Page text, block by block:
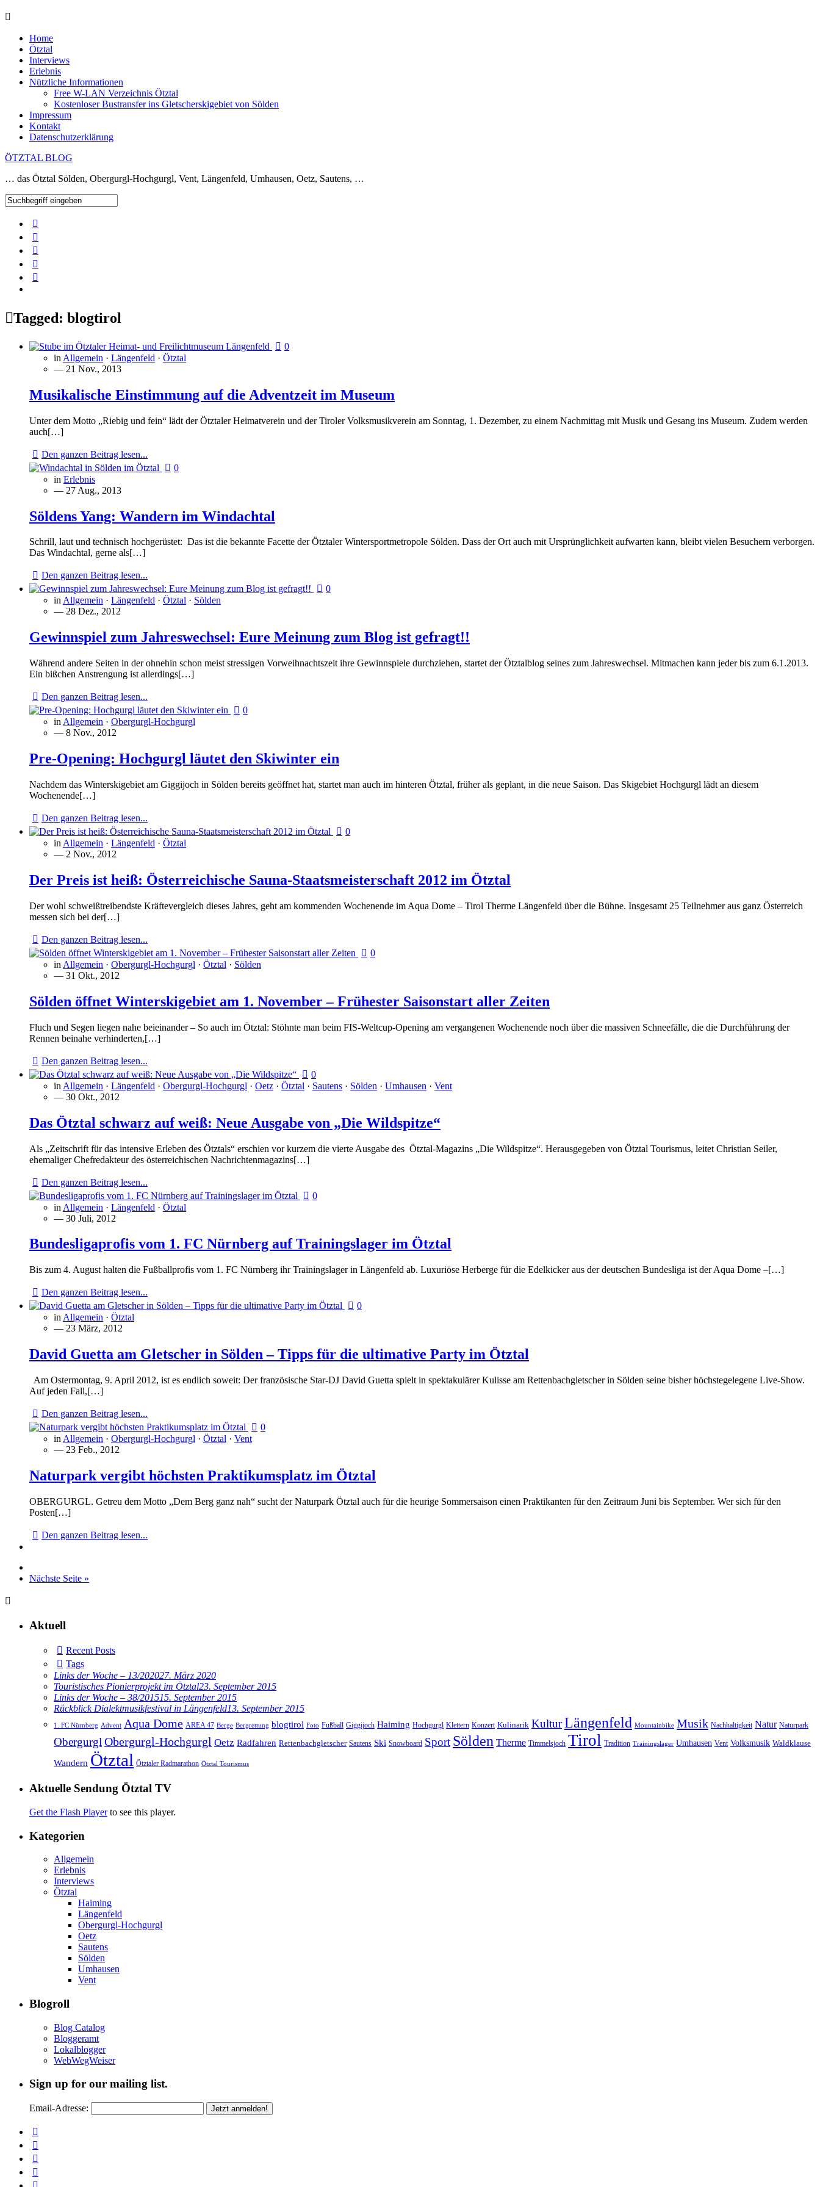
Home
Ötztal
Interviews
Erlebnis
Nützliche Informationen
Free W-LAN Verzeichnis Ötztal
Kostenloser Bustransfer ins Gletscherskigebiet von Sölden
Impressum
Kontakt
Datenschutzerklärung
ÖTZTAL BLOG
… das Ötztal Sölden, Obergurgl-Hochgurgl, Vent, Längenfeld, Umhausen, Oetz, Sautens, …
Tagged: blogtirol
0
in Allgemein · Längenfeld · Ötztal
— 21 Nov., 2013
Musikalische Einstimmung auf die Adventzeit im Museum
Unter dem Motto „Riebig und fein“ lädt der Ötztaler Heimatverein und der Tiroler Volksmusikverein am Sonntag, 1. Dezember, zu einem Nachmittag mit Musik und Gesang ins Museum. Zudem werden
auch[…]
Den ganzen Beitrag lesen...
0
in Erlebnis
— 27 Aug., 2013
Söldens Yang: Wandern im Windachtal
Schrill, laut und technisch hochgerüstet: Das ist die bekannte Facette der Ötztaler Wintersportmetropole Sölden. Dass der Ort auch mit Ursprünglichkeit aufwarten kann, bleibt vielen Besuchern verborgen.
Das Windachtal, gerne als[…]
Den ganzen Beitrag lesen...
0
inAllgemein · Längenfeld · Ötztal · Sölden
— 28 Dez., 2012
Gewinnspiel zum Jahreswechsel: Eure Meinung zum Blog ist gefragt!!
Während andere Seiten in der ohnehin schon meist stressigen Vorweihnachtszeit ihre Gewinnspiele durchziehen, startet der Ötztalblog seines zum Jahreswechsel. Mitmachen kann jeder bis zum 6.1.2013.
Ein bißchen Anstrengung ist allerdings[…]
Den ganzen Beitrag lesen...
0
in Allgemein · Obergurgl-Hochgurgl
— 8 Nov., 2012
Pre-Opening: Hochgurgl läutet den Skiwinter ein
Nachdem das Winterskigebiet am Giggijoch in Sölden bereits geöffnet hat, startet man auch im hinteren Ötztal, früher als geplant, in die neue Saison. Das Skigebiet Hochgurgl lädt an diesem
Wochenende[…]
Den ganzen Beitrag lesen...
0
in Allgemein · Längenfeld · Ötztal
— 2 Nov., 2012
Der Preis ist heiß: Österreichische Sauna-Staatsmeisterschaft 2012 im Ötztal
Der wohl schweißtreibendste Kräftevergleich dieses Jahres, geht am kommenden Wochenende im Aqua Dome – Tirol Therme Längenfeld über die Bühne. Insgesamt 25 Teilnehmer aus ganz Österreich
messen sich bei der[…]
Den ganzen Beitrag lesen...
0
in Allgemein · Obergurgl-Hochgurgl · Ötztal · Sölden
— 31 Okt., 2012
Sölden öffnet Winterskigebiet am 1. November – Frühester Saisonstart aller Zeiten
Fluch und Segen liegen nahe beieinander – So auch im Ötztal: Stöhnte man beim FIS-Weltcup-Opening am vergangenen Wochenende noch über die massiven Schneefälle, die die Durchführung der
Rennen beinahe verhinderten,[…]
Den ganzen Beitrag lesen...
0
in Allgemein · Längenfeld · Obergurgl-Hochgurgl · Oetz · Ötztal · Sautens · Sölden · Umhausen · Vent
— 30 Okt., 2012
Das Ötztal schwarz auf weiß: Neue Ausgabe von „Die Wildspitze“
Als „Zeitschrift für das intensive Erleben des Ötztals“ erschien vor kurzem die vierte Ausgabe des Ötztal-Magazins „Die Wildspitze“. Herausgegeben von Ötztal Tourismus, leitet Christian Seiler,
ehemaliger Chefredakteur des österreichischen Nachrichtenmagazins[…]
Den ganzen Beitrag lesen...
0
in Allgemein · Längenfeld · Ötztal
— 30 Juli, 2012
Bundesligaprofis vom 1. FC Nürnberg auf Trainingslager im Ötztal
Bis zum 4. August halten die Fußballprofis vom 1. FC Nürnberg ihr Trainingslager in Längenfeld ab. Luxuriöse Herberge für die Edelkicker aus der deutschen Bundesliga ist der Aqua Dome –[…]
Den ganzen Beitrag lesen...
0
in Allgemein · Ötztal
— 23 März, 2012
David Guetta am Gletscher in Sölden – Tipps für die ultimative Party im Ötztal
Am Ostermontag, 9. April 2012, ist es endlich soweit: Der französische Star-DJ David Guetta spielt in spektakulärer Kulisse am Rettenbachgletscher in Sölden seine bisher höchstegelegene Live-Show.
Auf jeden Fall,[…]
Den ganzen Beitrag lesen...
0
in Allgemein · Obergurgl-Hochgurgl · Ötztal · Vent
— 23 Feb., 2012
Naturpark vergibt höchsten Praktikumsplatz im Ötztal
OBERGURGL. Getreu dem Motto „Dem Berg ganz nah“ sucht der Naturpark Ötztal auch für die heurige Sommersaison einen Praktikanten für den Zeitraum Juni bis September. Wer sich für den
Posten[…]
Den ganzen Beitrag lesen...
Nächste Seite »
Aktuell
Recent Posts
Tags
Links der Woche – 13/202027. März 2020
Touristisches Pionierprojekt im Ötztal23. September 2015
Links der Woche – 38/201515. September 2015
Rückblick Dialektmusikfestival in Längenfeld13. September 2015
1. FC Nürnberg Advent Aqua Dome AREA 47 Berge Bergrettung blogtirol Foto Fußball Giggijoch Haiming Hochgurgl Klettern Konzert Kulinarik KulturLängenfeld Mountainbike Musik Nachhaltigkeit Natur Naturpark
ObergurglObergurgl-Hochgurgl Oetz Radfahren Rettenbachgletscher Sautens Ski Snowboard Sport Sölden Therme Timmelsjoch Tirol Tradition Trainingslager Umhausen Vent Volksmusik Waldklause
Wandern Ötztal Ötztaler Radmarathon Ötztal Tourismus
Aktuelle Sendung Ötztal TV
Get the Flash Playerto see this player.
Kategorien
Allgemein
Erlebnis
Interviews
Ötztal
Haiming
Längenfeld
Obergurgl-Hochgurgl
Oetz
Sautens
Sölden
Umhausen
Vent
Blogroll
Blog Catalog
Bloggeramt
Lokalblogger
WebWegWeiser
Sign up for our mailing list.
Email-Adresse: